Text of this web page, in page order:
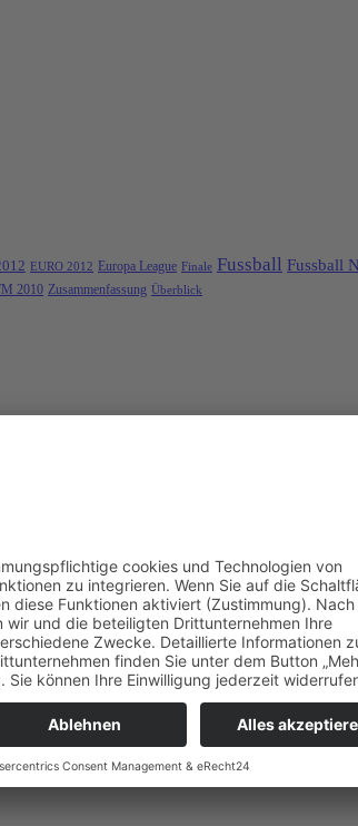
EURO 2012 Europa League Finale Fussball Fussball
2010 Zusammenfassung Überblick